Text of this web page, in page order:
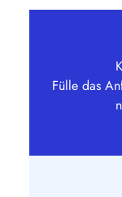
Fülle das